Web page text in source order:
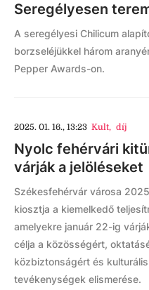
Seregélyesen
A seregélyesi Chilicum
borzseléjükkel három
Pepper Awards-on.
2025. 01. 16., 13:23 Kult, díj
Nyolc fehérvári
várják a jelöléseket
Székesfehérvár városa
kiosztja a kiemelkedő
amelyekre január 22-ig
célja a közösségért,
közbiztonságért és
tevékenységek elismerése.